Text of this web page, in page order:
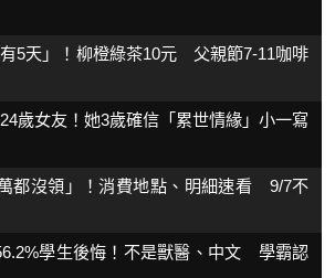
5天」！柳橙綠茶10元 父親節7-11咖啡
歲女友！她3歲確信「累世情緣」小一寫
都沒領」！消費地點、明細速看 9/7不
學生後悔！不是獸醫、中文 學霸認